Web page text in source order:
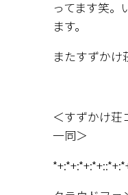
ってます笑。
ます。
またすずかけ
＜すずかけ荘
一同＞